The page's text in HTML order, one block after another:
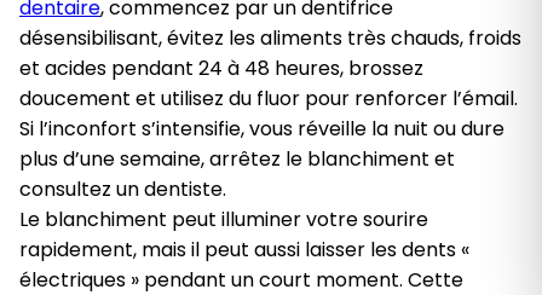
Italiano
Български
Română
Русский
dentaire, commencez par un dentifrice
désensibilisant, évitez les aliments très chauds, froids
et acides pendant 24 à 48 heures, brossez
doucement et utilisez du fluor pour renforcer l’émail.
Si l’inconfort s’intensifie, vous réveille la nuit ou dure
plus d’une semaine, arrêtez le blanchiment et
consultez un dentiste.
Le blanchiment peut illuminer votre sourire
rapidement, mais il peut aussi laisser les dents «
électriques » pendant un court moment. Cette